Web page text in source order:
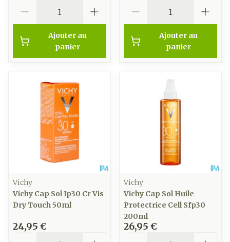
Ajouter au
panier
Ajouter au
panier
Vichy
Vichy Cap Sol Ip30 Cr Vis
Dry Touch 50ml
24,95 €
Vichy
Vichy Cap Sol Huile
Protectrice Cell Sfp30
200ml
26,95 €